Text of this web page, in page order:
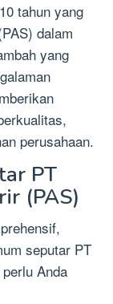
tahun yang
dalam
yang
perusahaan.
PT
(PAS)
seputar PT
Anda